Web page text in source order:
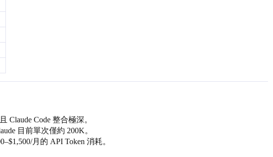
Claude Code 整合極深。
目前單次僅約 200K。
月的 API Token 消耗。